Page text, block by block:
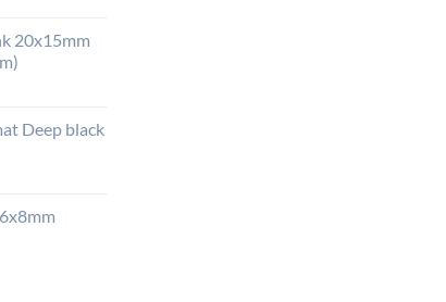
20x15mm
Deep black